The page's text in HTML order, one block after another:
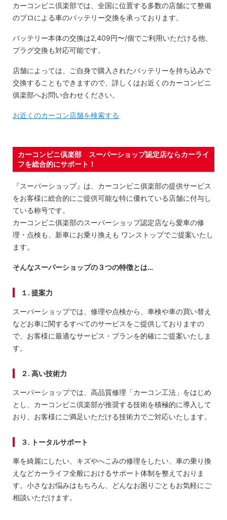
カーコンビニ倶楽部では、全国に位置する多数の店舗にて整備
のプロによる車のバッテリー交換を承っております。
バッテリー本体の交換は2,409円〜/個でご利用いただける他、
プラグ交換も対応可能です。
店舗によっては、ご自身で購入されたバッテリーを持ち込みで
交換することもできますので、詳しくはお近くのカーコンビニ
俱楽部へお問い合わせください。
お近くのカーコン店舗を検索する
カーコンビニ倶楽部 スーパーショップ認定店ならカーライ
フを総合的にサポート！
『スーパーショップ』は、カーコンビニ俱楽部の提供サービス
をお客様に総合的にご提供可能な特に優れている店舗に付与し
ている称号です。
カーコンビニ俱楽部のスーパーショップ認定店なら愛車の修
理・点検も、新車にお乗り換えも ワンストップでご提案いたし
ます。
そんなスーパーショップの３つの特徴とは…
１. 提案力
スーパーショップでは、修理や点検から、車検や車の買い替え
などお車に関するすべてのサービスをご提供しておりますの
で、お客様に最適なサービス・プランを的確にご提案いたしま
す。
２. 高い技術力
スーパーショップでは、高品質修理「カーコン工法」をはじめ
とし、カーコンビニ倶楽部が推奨する技術を積極的に導入して
おり、お客様にご満足いただける技術力でご対応いたします。
３. トータルサポート
車を綺麗にしたい、キズやへこみの修理をしたい、車の乗り換
えなどカーライフ全般におけるサポート体制を整えておりま
す。小さなお悩みはもちろん、どんなお困りごともお気軽にご
相談いただけます。